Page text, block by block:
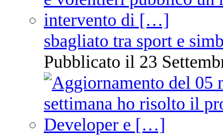
sbagliato tra sport e
Pubblicato il 23